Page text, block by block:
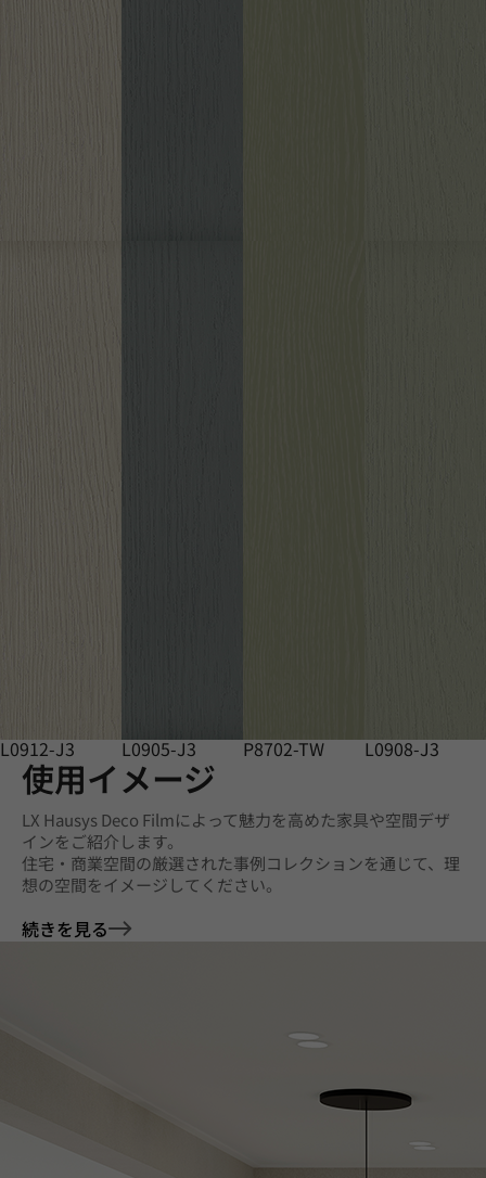
L0912-J3 L0905-J3 P8702-TW L0908-J3
使用イメージ
LX Hausys Deco Filmによって魅力を高めた家具や空間デザ
インをご紹介します。
住宅・商業空間の厳選された事例コレクションを通じて、理
想の空間をイメージしてください。
続きを見る